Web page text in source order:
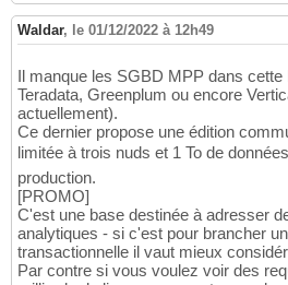
Waldar, le 01/12/2022 à 12h49
Il manque les SGBD MPP dans cette
Teradata, Greenplum ou encore
actuellement).
Ce dernier propose une édition
limitée à trois nuds et 1 To de
production.
[PROMO]
C'est une base destinée à adresser
analytiques - si c'est pour brancher
transactionnelle il vaut mieux
Par contre si vous voulez voir des